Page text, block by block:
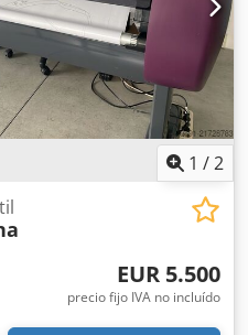
1 /2
EUR 5.500
precio fijo IVA no incluído